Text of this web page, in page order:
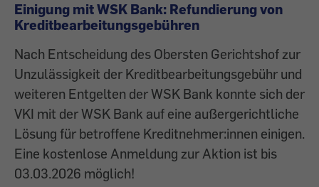
Einigung mit WSK Bank: Refundierung von
Kreditbearbeitungsgebühren
Nach Entscheidung des Obersten Gerichtshof zur
Unzulässigkeit der Kreditbearbeitungsgebühr und
weiteren Entgelten der WSK Bank konnte sich der
VKI mit der WSK Bank auf eine außergerichtliche
Lösung für betroffene Kreditnehmer:innen einigen.
Eine kostenlose Anmeldung zur Aktion ist bis
03.03.2026 möglich!